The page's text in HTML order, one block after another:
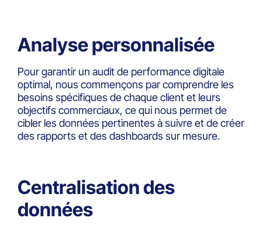
Analyse personnalisée
Pour garantir un audit de performance digitale
optimal, nous commençons par comprendre les
besoins spécifiques de chaque client et leurs
objectifs commerciaux, ce qui nous permet de
cibler les données pertinentes à suivre et de créer
des rapports et des dashboards sur mesure.
Centralisation des
données